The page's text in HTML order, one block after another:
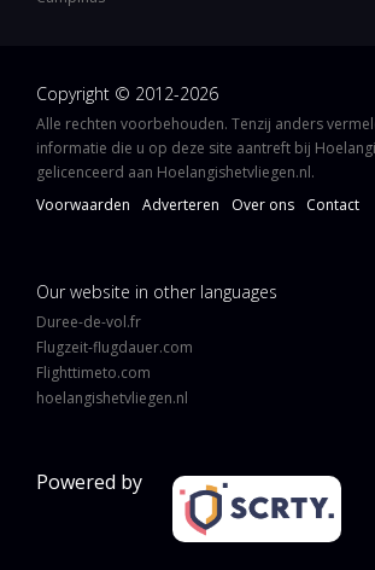
Copyright © 2012-2026
Alle rechten voorbehouden. Tenzij anders
informatie die u op deze site aantreft bij
gelicenceerd aan Hoelangishetvliegen.nl.
Voorwaarden
Adverteren Over ons Contact
Our website in other languages
Duree-de-vol.fr
Flugzeit-flugdauer.com
Flighttimeto.com
hoelangishetvliegen.nl
Powered by